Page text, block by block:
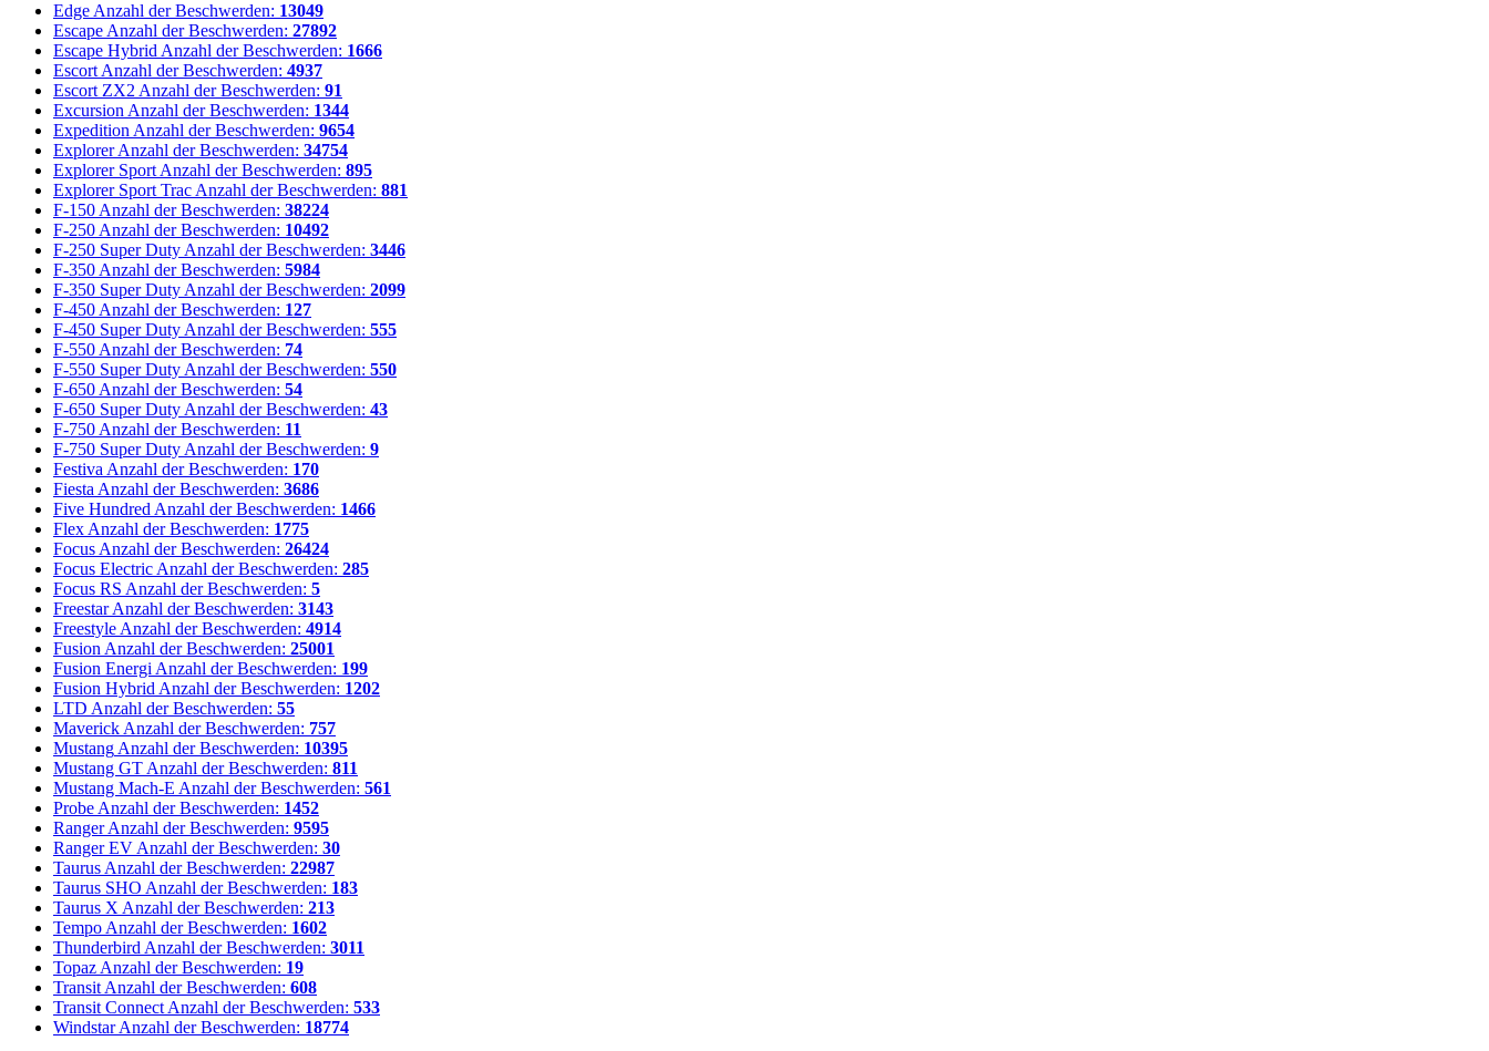
Edge Anzahl der Beschwerden: 13049
Escape Anzahl der Beschwerden: 27892
Escape Hybrid Anzahl der Beschwerden: 1666
Escort Anzahl der Beschwerden: 4937
Escort ZX2 Anzahl der Beschwerden: 91
Excursion Anzahl der Beschwerden: 1344
Expedition Anzahl der Beschwerden: 9654
Explorer Anzahl der Beschwerden: 34754
Explorer Sport Anzahl der Beschwerden: 895
Explorer Sport Trac Anzahl der Beschwerden: 881
F-150 Anzahl der Beschwerden: 38224
F-250 Anzahl der Beschwerden: 10492
F-250 Super Duty Anzahl der Beschwerden: 3446
F-350 Anzahl der Beschwerden: 5984
F-350 Super Duty Anzahl der Beschwerden: 2099
F-450 Anzahl der Beschwerden: 127
F-450 Super Duty Anzahl der Beschwerden: 555
F-550 Anzahl der Beschwerden: 74
F-550 Super Duty Anzahl der Beschwerden: 550
F-650 Anzahl der Beschwerden: 54
F-650 Super Duty Anzahl der Beschwerden: 43
F-750 Anzahl der Beschwerden: 11
F-750 Super Duty Anzahl der Beschwerden: 9
Festiva Anzahl der Beschwerden: 170
Fiesta Anzahl der Beschwerden: 3686
Five Hundred Anzahl der Beschwerden: 1466
Flex Anzahl der Beschwerden: 1775
Focus Anzahl der Beschwerden: 26424
Focus Electric Anzahl der Beschwerden: 285
Focus RS Anzahl der Beschwerden: 5
Freestar Anzahl der Beschwerden: 3143
Freestyle Anzahl der Beschwerden: 4914
Fusion Anzahl der Beschwerden: 25001
Fusion Energi Anzahl der Beschwerden: 199
Fusion Hybrid Anzahl der Beschwerden: 1202
LTD Anzahl der Beschwerden: 55
Maverick Anzahl der Beschwerden: 757
Mustang Anzahl der Beschwerden: 10395
Mustang GT Anzahl der Beschwerden: 811
Mustang Mach-E Anzahl der Beschwerden: 561
Probe Anzahl der Beschwerden: 1452
Ranger Anzahl der Beschwerden: 9595
Ranger EV Anzahl der Beschwerden: 30
Taurus Anzahl der Beschwerden: 22987
Taurus SHO Anzahl der Beschwerden: 183
Taurus X Anzahl der Beschwerden: 213
Tempo Anzahl der Beschwerden: 1602
Thunderbird Anzahl der Beschwerden: 3011
Topaz Anzahl der Beschwerden: 19
Transit Anzahl der Beschwerden: 608
Transit Connect Anzahl der Beschwerden: 533
Windstar Anzahl der Beschwerden: 18774